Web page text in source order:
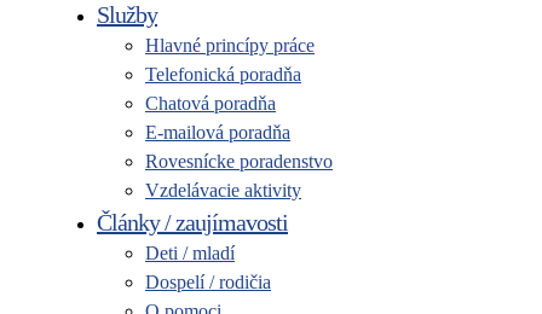
Služby
Hlavné princípy práce
Telefonická poradňa
Chatová poradňa
E-mailová poradňa
Rovesnícke poradenstvo
Vzdelávacie aktivity
Články / zaujímavosti
Deti / mladí
Dospelí / rodičia